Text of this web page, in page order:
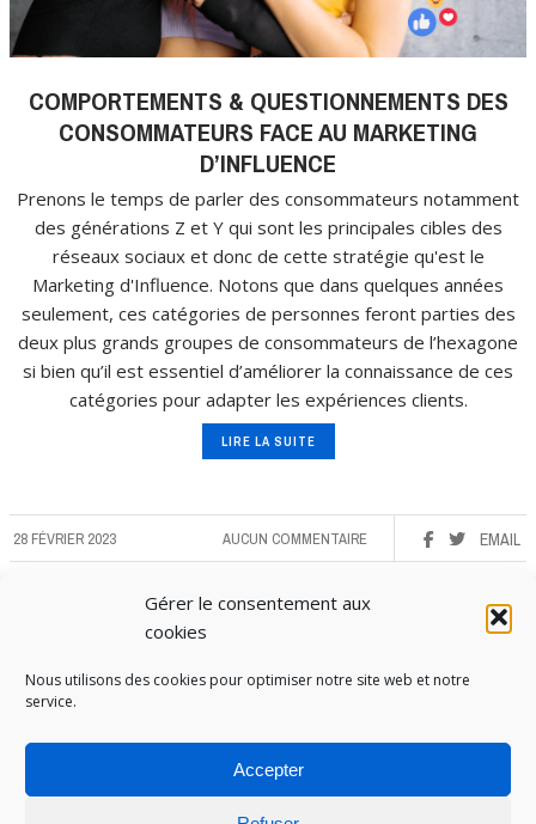
Gérer le consentement aux
cookies
Nous utilisons des cookies pour optimiser notre site web et notre
service.
Accepter
COMPORTEMENTS & QUESTIONNEMENTS DES
CONSOMMATEURS FACE AU MARKETING
D’INFLUENCE
Prenons le temps de parler des consommateurs notamment
des générations Z et Y qui sont les principales cibles des
réseaux sociaux et donc de cette stratégie qu'est le
Marketing d'Influence. Notons que dans quelques années
seulement, ces catégories de personnes feront parties des
deux plus grands groupes de consommateurs de l’hexagone
si bien qu’il est essentiel d’améliorer la connaissance de ces
catégories pour adapter les expériences clients.
LIRE LA SUITE
28 FÉVRIER 2023 EMAIL
AUCUN COMMENTAIRE